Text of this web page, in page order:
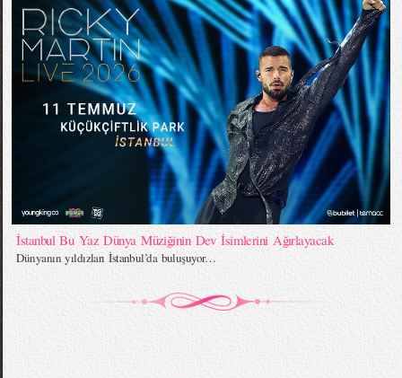
İstanbul Bu Yaz Dünya Müziğinin Dev İsimlerini Ağırlayacak
Dünyanın yıldızları İstanbul’da buluşuyor…